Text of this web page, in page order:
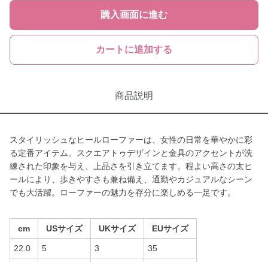
購入画面に進む
カートに追加する
商品説明
スタイリッシュなヒールローファーは、女性の日常を華やかに彩
る定番アイテム。スクエアトゥデザインと金具のアクセントが洗
練された印象を与え、上品さを引き立てます。程よい高さの太ヒ
ールにより、歩きやすさも兼ね備え、通勤やカジュアルなシーン
でも大活躍。ローファーの魅力を存分に楽しめる一足です。
cm USサイズ UKサイズ EUサイズ
22.0 5 3 35